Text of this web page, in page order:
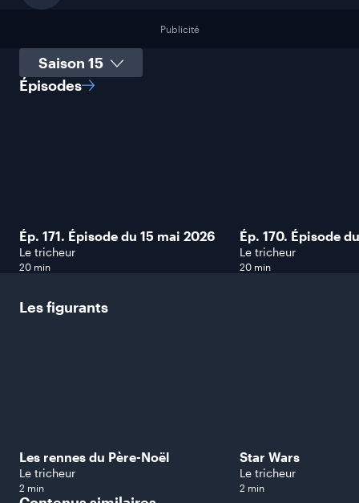
Publicité
Sélectionner une saison
Épisodes
Ép. 171. Épisode du 15 mai 2026
Le tricheur
20 min
Ép. 170. Épisode
Le tricheur
20 min
Lesfigurants
Les rennes du Père-Noël
Le tricheur
2 min
Star Wars
Le tricheur
2 min